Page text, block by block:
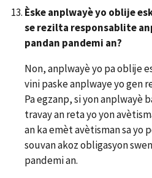
Èske anplwayè yo oblije
se rezilta responsablite
pandan pandemi an?
Non, anplwayè yo pa oblije
vini paske anplwaye yo gen
Pa egzanp, si yon anplwayè
travay an reta yo yon
an ka emèt avètisman sa yo
souvan akoz obligasyon
pandemi an.